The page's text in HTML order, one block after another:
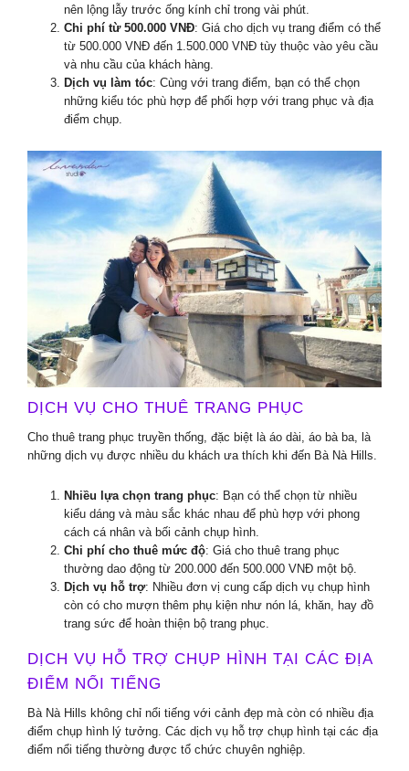
nên lộng lẫy trước ống kính chỉ trong vài phút.
Chi phí từ 500.000 VNĐ: Giá cho dịch vụ trang điểm có thể
từ 500.000 VNĐ đến 1.500.000 VNĐ tùy thuộc vào yêu cầu
và nhu cầu của khách hàng.
Dịch vụ làm tóc: Cùng với trang điểm, bạn có thể chọn
những kiểu tóc phù hợp để phối hợp với trang phục và địa
điểm chụp.
DỊCH VỤ CHO THUÊ TRANG PHỤC
Cho thuê trang phục truyền thống, đặc biệt là áo dài, áo bà ba, là
những dịch vụ được nhiều du khách ưa thích khi đến Bà Nà Hills.
Nhiều lựa chọn trang phục: Bạn có thể chọn từ nhiều
kiểu dáng và màu sắc khác nhau để phù hợp với phong
cách cá nhân và bối cảnh chụp hình.
Chi phí cho thuê mức độ: Giá cho thuê trang phục
thường dao động từ 200.000 đến 500.000 VNĐ một bộ.
Dịch vụ hỗ trợ: Nhiều đơn vị cung cấp dịch vụ chụp hình
còn có cho mượn thêm phụ kiện như nón lá, khăn, hay đồ
trang sức để hoàn thiện bộ trang phục.
DỊCH VỤ HỖ TRỢ CHỤP HÌNH TẠI CÁC ĐỊA
ĐIỂM NỔI TIẾNG
Bà Nà Hills không chỉ nổi tiếng với cảnh đẹp mà còn có nhiều địa
điểm chụp hình lý tưởng. Các dịch vụ hỗ trợ chụp hình tại các địa
điểm nổi tiếng thường được tổ chức chuyên nghiệp.